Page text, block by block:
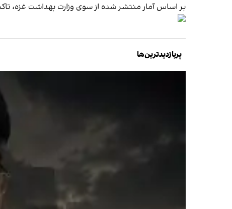
بر اساس آمار منتشر شده از سوی وزارت بهداشت غزه، تاکنون در جنگ غزه بیش از ۴۱ هزار فلسطینی در غزه
پربازدیدترین‌ها